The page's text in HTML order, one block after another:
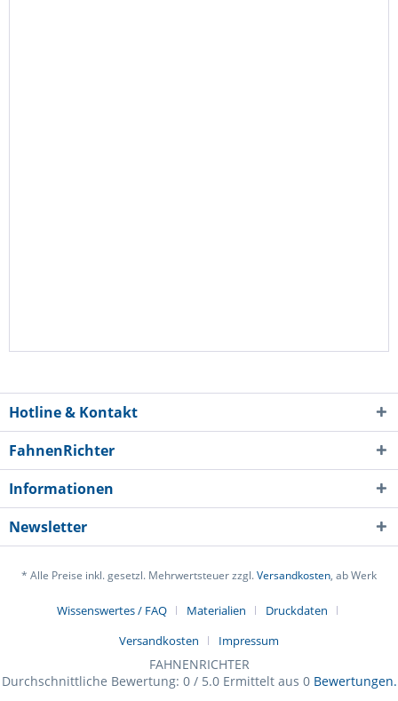
Hotline & Kontakt
FahnenRichter
Informationen
Newsletter
* Alle Preise inkl. gesetzl. Mehrwertsteuer zzgl.Versandkosten, ab Werk
Wissenswertes / FAQ Materialien
Druckdaten
Versandkosten
Impressum
FAHNENRICHTER
Durchschnittliche Bewertung: 0/ 5.0Ermittelt aus 0 Bewertungen.